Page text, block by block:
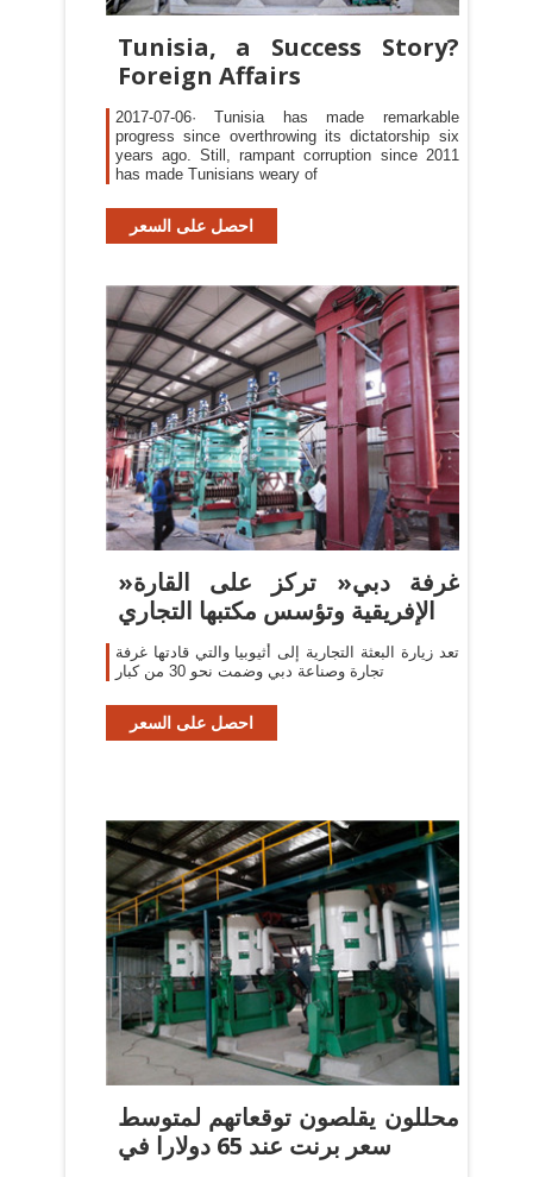
Tunisia, a Success Story?
Foreign Affairs
2017-07-06· Tunisia has made remarkable
progress since overthrowing its dictatorship six
years ago. Still, rampant corruption since 2011
has made Tunisians weary of
احصل على السعر
»غرفة دبي« تركز على القارة
الإفريقية وتؤسس مكتبها التجاري
تعد زيارة البعثة التجارية إلى أثيوبيا والتي قادتها غرفة
تجارة وصناعة دبي وضمت نحو 30 من كبار
احصل على السعر
محللون يقلصون توقعاتهم لمتوسط
سعر برنت عند 65 دولارا في